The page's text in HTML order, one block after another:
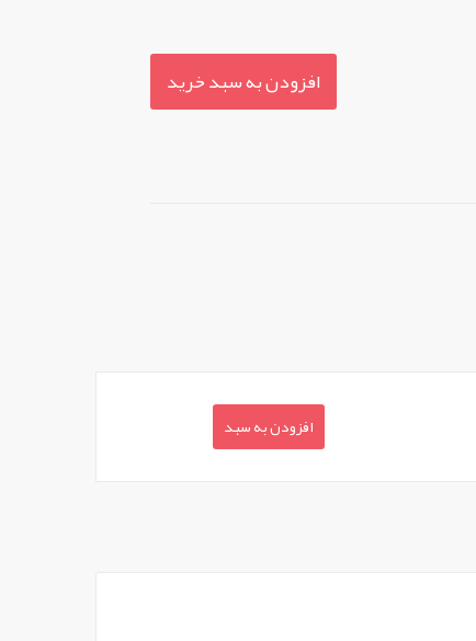
افزودن به سبد خرید
افزودن به سبد